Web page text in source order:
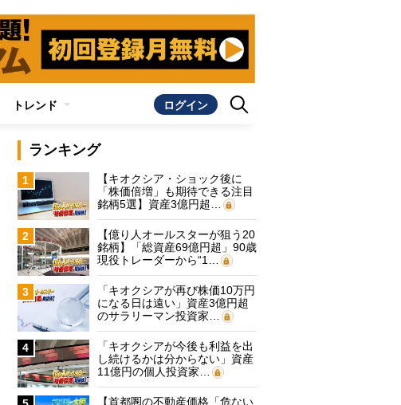
トレンド ログイン
ランキング
1
【キオクシア・ショック後に
「株価倍増」も期待できる注目
銘柄5選】資産3億円超…
2
【億り人オールスターが狙う20
銘柄】「総資産69億円超」90歳
現役トレーダーから“1…
3
「キオクシアが再び株価10万円
になる日は遠い」資産3億円超
のサラリーマン投資家…
4
「キオクシアが今後も利益を出
し続けるかは分からない」資産
11億円の個人投資家…
【首都圏の不動産価格「危ない